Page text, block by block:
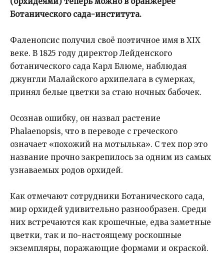
Ботанического сада-института.
Фаленопсис получил своё поэтичное имя в XIX
веке. В 1825 году директор Лейденского
ботанического сада Карл Блюме, наблюдая
джунгли Малайского архипелага в сумерках,
принял белые цветки за стаю ночных бабочек.
Осознав ошибку, он назвал растение
Phalaenopsis, что в переводе с греческого
означает «похожий на мотылька». С тех пор это
название прочно закрепилось за одним из самых
узнаваемых родов орхидей.
Как отмечают сотрудники Ботанического сада,
мир орхидей удивительно разнообразен. Среди
них встречаются как крошечные, едва заметные
цветки, так и по-настоящему роскошные
экземпляры, поражающие формами и окраской.